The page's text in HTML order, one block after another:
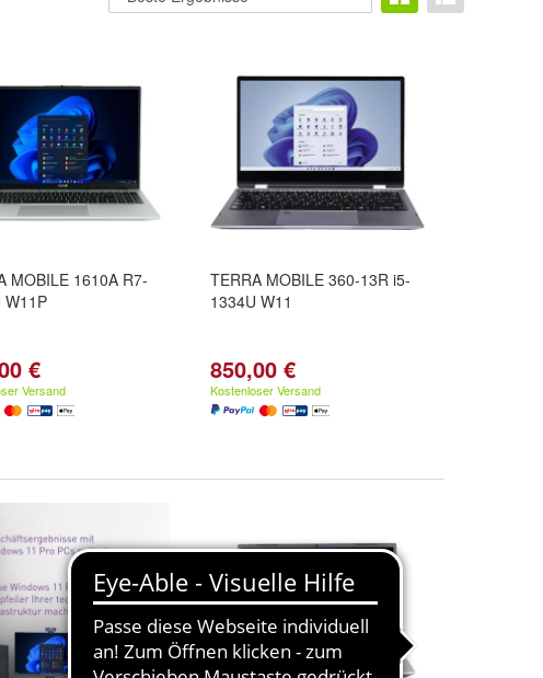
MOBILE 1610A R7-
W11P
€
Versand
TERRA MOBILE 360-13R i5-
1334U W11
850,00 €
Kostenloser Versand